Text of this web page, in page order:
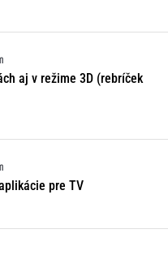
aj v režime 3D (rebríček
pre TV